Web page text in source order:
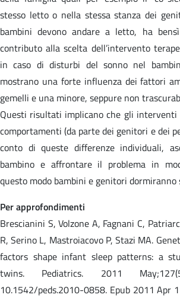
stesso letto o nella stessa stanza dei
bambini devono andare a letto, ha
contributo alla scelta dell’intervento
in caso di disturbi del sonno nel
mostrano una forte influenza dei fattori
gemelli e una minore, seppure non
Questi risultati implicano che gli interventi
comportamenti (da parte dei genitori e dei
conto di queste differenze individuali,
bambino e affrontare il problema in
questo modo bambini e genitori
Per approfondimenti
Brescianini S, Volzone A, Fagnani C,
R, Serino L, Mastroiacovo P, Stazi MA.
factors shape infant sleep patterns: a
twins. Pediatrics. 2011
10.1542/peds.2010-0858. Epub 2011 Apr